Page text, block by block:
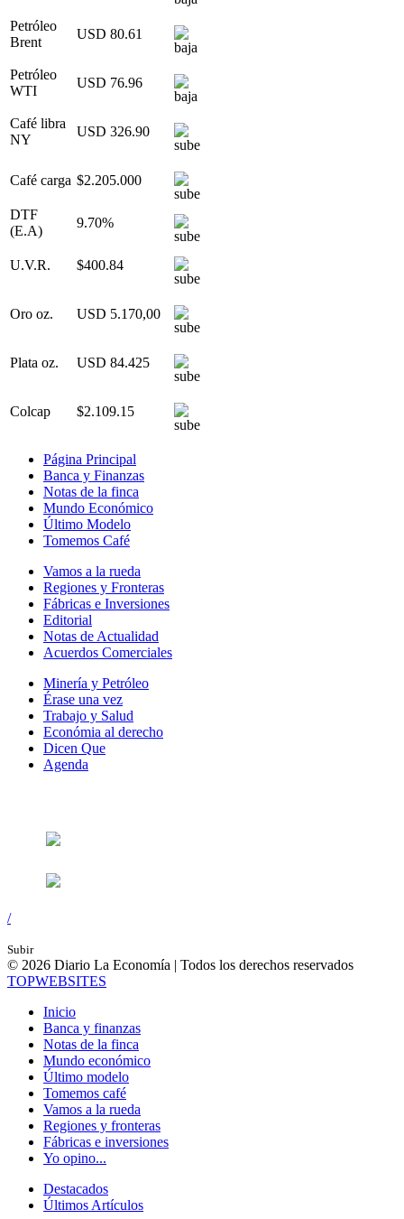
Petróleo
Brent
USD 80.61
Petróleo
WTI
USD 76.96
Café libra
NY
USD 326.90
Café carga $2.205.000
DTF
(E.A)
9.70%
U.V.R. $400.84
Oro oz. USD 5.170,00
Plata oz. USD 84.425
Colcap $2.109.15
Página Principal
Banca y Finanzas
Notas de la finca
Mundo Económico
Último Modelo
Tomemos Café
Vamos a la rueda
Regiones y Fronteras
Fábricas e Inversiones
Editorial
Notas de Actualidad
Acuerdos Comerciales
Minería y Petróleo
Érase una vez
Trabajo y Salud
Económia al derecho
Dicen Que
Agenda
/
Subir
© 2026 Diario La Economía | Todos los derechos reservados
TOPWEBSITES
Inicio
Banca y finanzas
Notas de la finca
Mundo económico
Último modelo
Tomemos café
Vamos a la rueda
Regiones y fronteras
Fábricas e inversiones
Yo opino...
Destacados
Últimos Artículos